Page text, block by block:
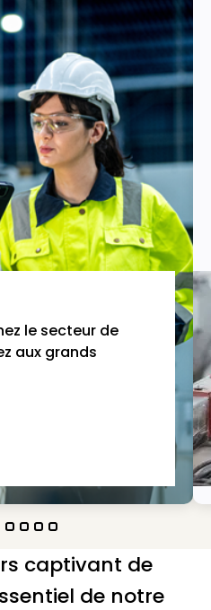
le secteur de
aux grands
captivant de
de notre